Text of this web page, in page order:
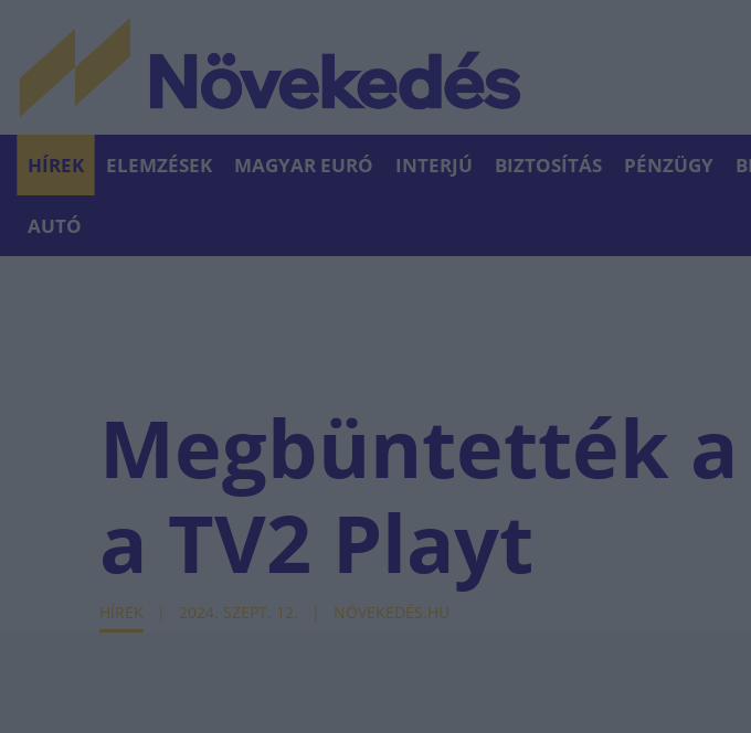
HÍREK ELEMZÉSEK MAGYAR EURÓ INTERJÚ BIZTOSÍTÁS PÉNZÜGY
AUTÓ
Megbüntették a
a TV2 Playt
HÍREK 2024. SZEPT. 12. NÖVEKEDÉS.HU